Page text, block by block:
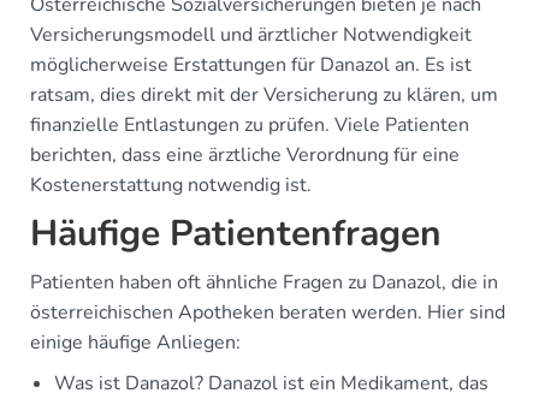
Versicherungsmodell und ärztlicher Notwendigkeit
möglicherweise Erstattungen für Danazol an. Es ist
ratsam, dies direkt mit der Versicherung zu klären, um
finanzielle Entlastungen zu prüfen. Viele Patienten
berichten, dass eine ärztliche Verordnung für eine
Kostenerstattung notwendig ist.
Häufige Patientenfragen
Patienten haben oft ähnliche Fragen zu Danazol, die in
österreichischen Apotheken beraten werden. Hier sind
einige häufige Anliegen:
Was ist Danazol? Danazol ist ein Medikament, das